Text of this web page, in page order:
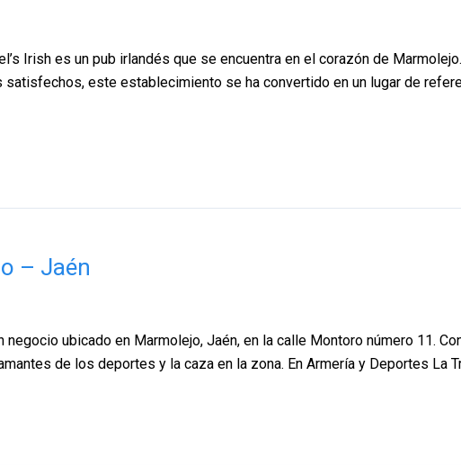
Irish es un pub irlandés que se encuentra en el corazón de
este establecimiento se ha convertido en un lugar de
– Jaén
ubicado en Marmolejo, Jaén, en la calle Montoro número 11.
de los deportes y la caza en la zona. En Armería y Deportes La